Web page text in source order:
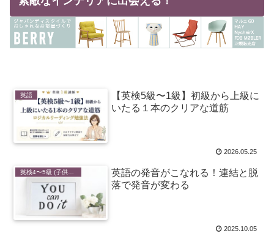
英語
【英検5級〜1級】初級から上級に
いたる１本のクリアな道筋
2026.05.25
英語の発音がこなれる！連結と脱
落で発音が変わる
2025.10.05